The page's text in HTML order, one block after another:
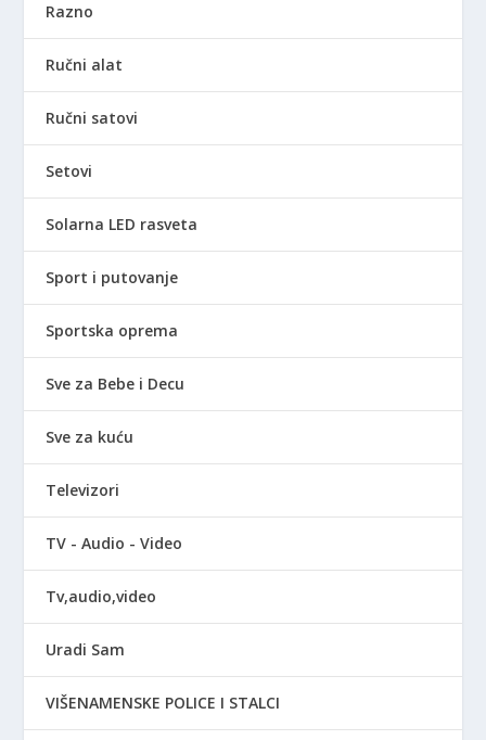
Razno
Ručni alat
Ručni satovi
Setovi
Solarna LED rasveta
Sport i putovanje
Sportska oprema
Sve za Bebe i Decu
Sve za kuću
Televizori
TV - Audio - Video
Tv,audio,video
Uradi Sam
VIŠENAMENSKE POLICE I STALCI